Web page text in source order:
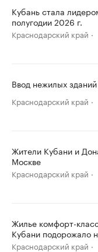
Кубань стала
полугодии 2026 г.
Краснодарский край
Ввод нежилых
Краснодарский край
Жители Кубани и
Москве
Краснодарский край
Жилье комфорт-
Кубани подорожало
Краснодарский край